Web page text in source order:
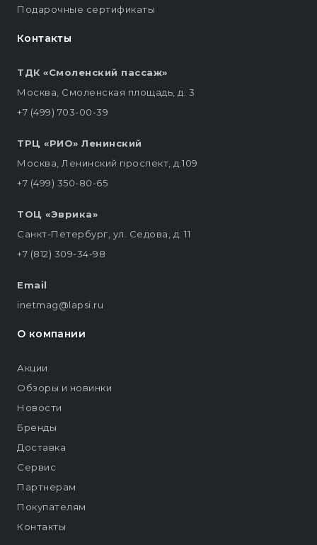
Контакты
ТДК «Смоленский пассаж»
Москва, Смоленская площадь, д. 3
+7 (499) 703-00-39
ТРЦ «РИО» Ленинский
Москва, Ленинский проспект, д.109
+7 (499) 350-80-65
ТОЦ «Эврика»
Санкт-Петербург, ул. Седова, д. 11
+7 (812) 309-34-98
Email
inetmag@lapsi.ru
Подарочные сертификаты
О компании
Акции
Обзоры и новинки
Новости
Бренды
Доставка
Сервис
Партнерам
Покупателям
Контакты